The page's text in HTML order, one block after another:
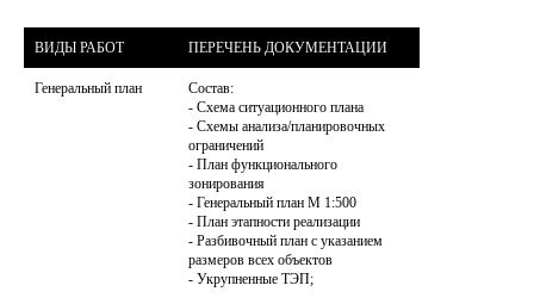
ВИДЫ РАБОТ ПЕРЕЧЕНЬ ДОКУМЕНТАЦИИ
Генеральный план
Состав:
- Схема ситуационного плана
- Схемы анализа/планировочных
ограничений
- План функционального
зонирования
- Генеральный план М 1:500
- План этапности реализации
- Разбивочный план с указанием
размеров всех объектов
- Укрупненные ТЭП;